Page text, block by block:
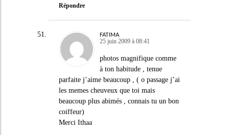
Répondre
FATIMA
25 juin 2009 à 08:41
photos magnifique comme
à ton habitude , tenue
parfaite j’aime beaucoup , ( o passage j’ai
les memes cheuveux que toi mais
beaucoup plus abimés , connais tu un bon
coiffeur)
Merci Ithaa